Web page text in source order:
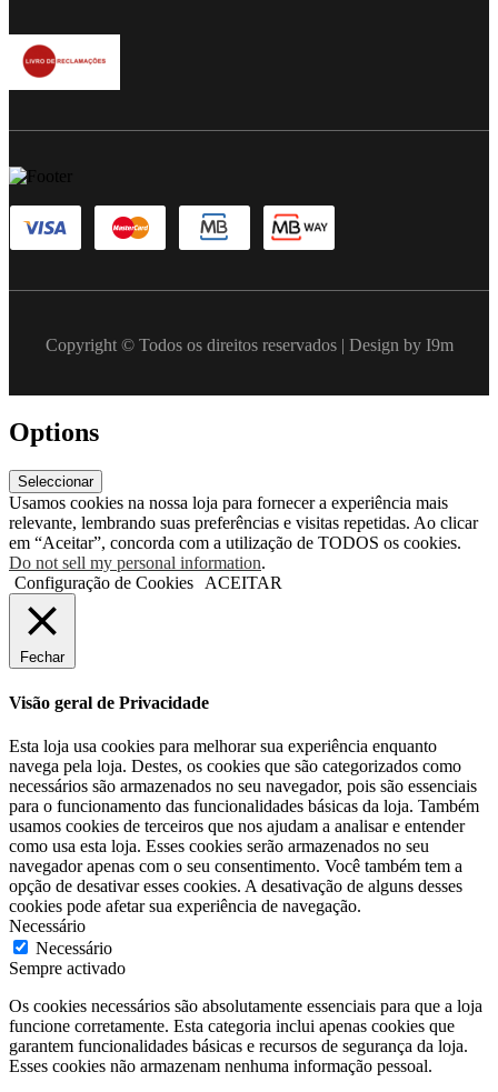
Copyright © Todos os direitos reservados | Design by I9m
Options
Seleccionar
Usamos cookies na nossa loja para fornecer a experiência mais
relevante, lembrando suas preferências e visitas repetidas. Ao clicar
em “Aceitar”, concorda com a utilização de TODOS os cookies.
Do not sell my personal information.
Configuração de Cookies
ACEITAR
Fechar
Visão geral de Privacidade
Esta loja usa cookies para melhorar sua experiência enquanto
navega pela loja. Destes, os cookies que são categorizados como
necessários são armazenados no seu navegador, pois são essenciais
para o funcionamento das funcionalidades básicas da loja. Também
usamos cookies de terceiros que nos ajudam a analisar e entender
como usa esta loja. Esses cookies serão armazenados no seu
navegador apenas com o seu consentimento. Você também tem a
opção de desativar esses cookies. A desativação de alguns desses
cookies pode afetar sua experiência de navegação.
Necessário
Necessário
Sempre activado
Os cookies necessários são absolutamente essenciais para que a loja
funcione corretamente. Esta categoria inclui apenas cookies que
garantem funcionalidades básicas e recursos de segurança da loja.
Esses cookies não armazenam nenhuma informação pessoal.